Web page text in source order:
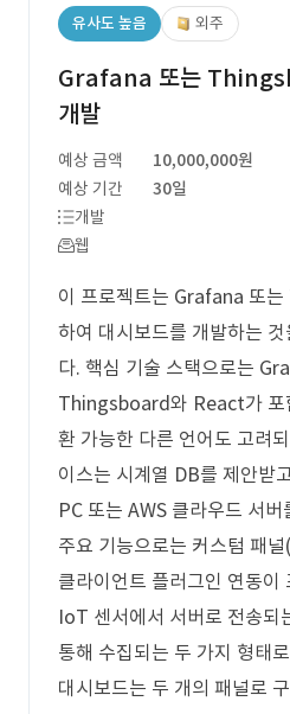
유사도 높음 외주
Grafana 또는
개발
예상 금액
10,000,000원
예상 기간
30일
개발
웹
이 프로젝트는 Grafana 또
하여 대시보드를 개발하는 것
다. 핵심 기술 스택으로는
Thingsboard와 React가 포
환 가능한 다른 언어도 고려
이스는 시계열 DB를 제안받
PC 또는 AWS 클라우드 서
주요 기능으로는 커스텀 패
클라이언트 플러그인 연동이
IoT 센서에서 서버로 전송되
통해 수집되는 두 가지 형태
대시보드는 두 개의 패널로